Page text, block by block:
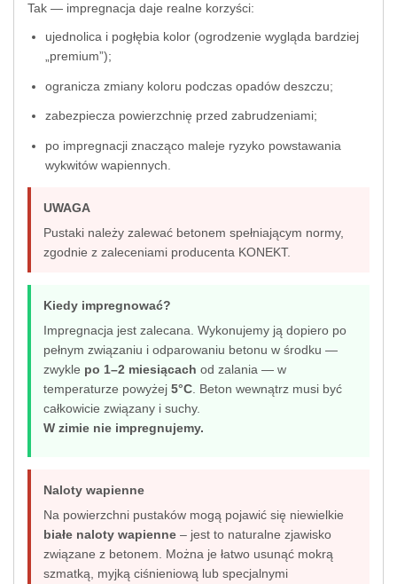
Tak — impregnacja daje realne korzyści:
ujednolica i pogłębia kolor (ogrodzenie wygląda bardziej
„premium”);
ogranicza zmiany koloru podczas opadów deszczu;
zabezpiecza powierzchnię przed zabrudzeniami;
po impregnacji znacząco maleje ryzyko powstawania
wykwitów wapiennych.
UWAGA
Pustaki należy zalewać betonem spełniającym normy,
zgodnie z zaleceniami producenta KONEKT.
Kiedy impregnować?
Impregnacja jest zalecana. Wykonujemy ją dopiero po
pełnym związaniu i odparowaniu betonu w środku —
zwykle po 1–2 miesiącach od zalania — w
temperaturze powyżej 5°C . Beton wewnątrz musi być
całkowicie związany i suchy.
W zimie nie impregnujemy.
Naloty wapienne
Na powierzchni pustaków mogą pojawić się niewielkie
białe naloty wapienne – jest to naturalne zjawisko
związane z betonem. Można je łatwo usunąć mokrą
szmatką, myjką ciśnieniową lub specjalnymi